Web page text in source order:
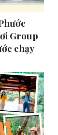
Group
chạy